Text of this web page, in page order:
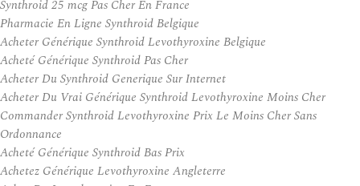
Synthroid 25 mcg Pas Cher En France
Pharmacie En Ligne Synthroid Belgique
Acheter Générique Synthroid Levothyroxine Belgique
Acheté Générique Synthroid Pas Cher
Acheter Du Synthroid Generique Sur Internet
Acheter Du Vrai Générique Synthroid Levothyroxine Moins Cher
Commander Synthroid Levothyroxine Prix Le Moins Cher Sans
Ordonnance
Acheté Générique Synthroid Bas Prix
Achetez Générique Levothyroxine Angleterre